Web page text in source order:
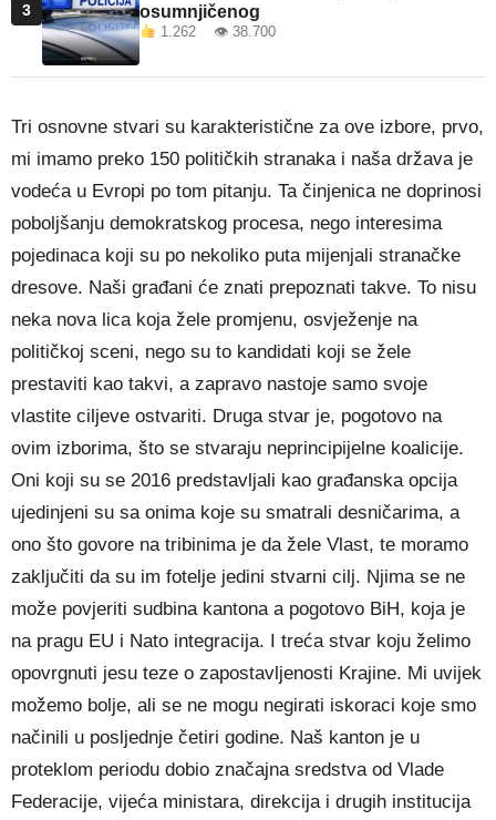
3
osumnjičenog
1.262 👁 38.700
Tri osnovne stvari su karakteristične za ove izbore, prvo,
mi imamo preko 150 političkih stranaka i naša država je
vodeća u Evropi po tom pitanju. Ta činjenica ne doprinosi
poboljšanju demokratskog procesa, nego interesima
pojedinaca koji su po nekoliko puta mijenjali stranačke
dresove. Naši građani će znati prepoznati takve. To nisu
neka nova lica koja žele promjenu, osvježenje na
političkoj sceni, nego su to kandidati koji se žele
prestaviti kao takvi, a zapravo nastoje samo svoje
vlastite ciljeve ostvariti. Druga stvar je, pogotovo na
ovim izborima, što se stvaraju neprincipijelne koalicije.
Oni koji su se 2016 predstavljali kao građanska opcija
ujedinjeni su sa onima koje su smatrali desničarima, a
ono što govore na tribinima je da žele Vlast, te moramo
zaključiti da su im fotelje jedini stvarni cilj. Njima se ne
može povjeriti sudbina kantona a pogotovo BiH, koja je
na pragu EU i Nato integracija. I treća stvar koju želimo
opovrgnuti jesu teze o zapostavljenosti Krajine. Mi uvijek
možemo bolje, ali se ne mogu negirati iskoraci koje smo
načinili u posljednje četiri godine. Naš kanton je u
proteklom periodu dobio značajna sredstva od Vlade
Federacije, vijeća ministara, direkcija i drugih institucija